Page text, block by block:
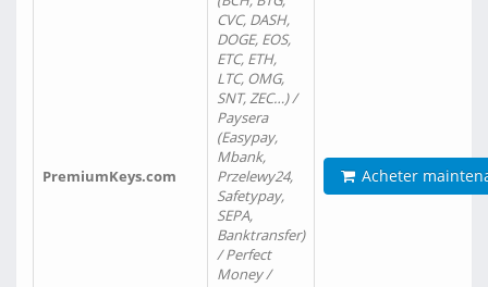
PremiumKeys.com
CVC, DASH,
DOGE, EOS,
ETC, ETH,
LTC, OMG,
SNT, ZEC…) /
Paysera
(Easypay,
Mbank,
Przelewy24,
Safetypay,
SEPA,
Banktransfer)
/ Perfect
Money /
Acheter